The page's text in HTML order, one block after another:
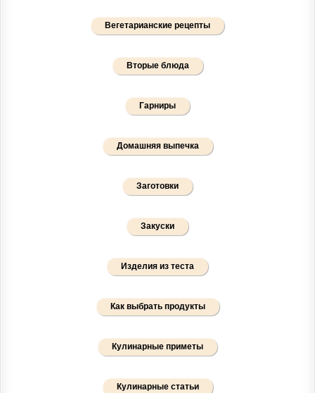
Вегетарианские рецепты
Вторые блюда
Гарниры
Домашняя выпечка
Заготовки
Закуски
Изделия из теста
Как выбрать продукты
Кулинарные приметы
Кулинарные статьи